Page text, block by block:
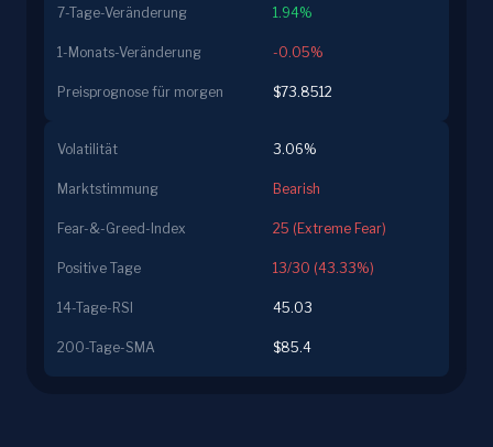
7-Tage-Veränderung 1.94%
1-Monats-Veränderung -0.05%
Preisprognose für morgen $73.8512
Volatilität 3.06%
Marktstimmung Bearish
Fear-&-Greed-Index 25 (Extreme Fear)
Positive Tage 13/30 (43.33%)
14-Tage-RSI 45.03
200-Tage-SMA $85.4